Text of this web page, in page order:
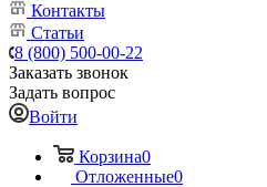
Контакты
Статьи
8 (800) 500-00-22
Заказать звонок
Задать вопрос
Войти
Корзина0
Отложенные0